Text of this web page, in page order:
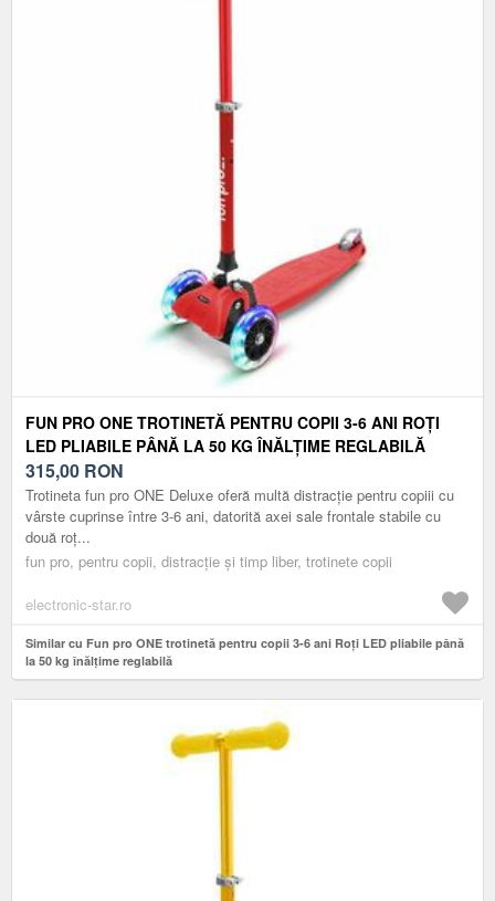
FUN PRO ONE TROTINETĂ PENTRU COPII 3-6 ANI ROȚI
LED PLIABILE PÂNĂ LA 50 KG ÎNĂLȚIME REGLABILĂ
315,00 RON
Trotineta fun pro ONE Deluxe oferă multă distracție pentru copiii cu
vârste cuprinse între 3-6 ani, datorită axei sale frontale stabile cu
două roț...
fun pro, pentru copii, distracție și timp liber, trotinete copii
electronic-star.ro
Similar cu Fun pro ONE trotinetă pentru copii 3-6 ani Roți LED pliabile până
la 50 kg înălțime reglabilă